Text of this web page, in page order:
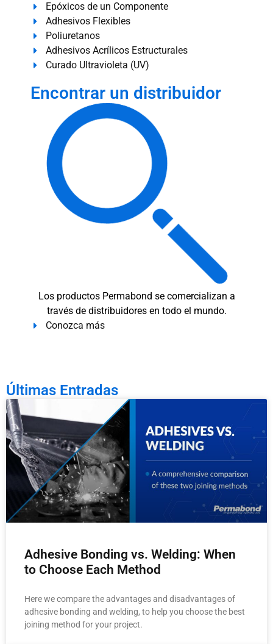
Epóxicos de un Componente
Adhesivos Flexibles
Poliuretanos
Adhesivos Acrílicos Estructurales
Curado Ultravioleta (UV)
Encontrar un distribuidor
Los productos Permabond se comercializan a
través de distribuidores en todo el mundo.
Conozca más
Últimas Entradas
Adhesive Bonding vs. Welding: When
to Choose Each Method
Here we compare the advantages and disadvantages of
adhesive bonding and welding, to help you choose the best
joining method for your project.